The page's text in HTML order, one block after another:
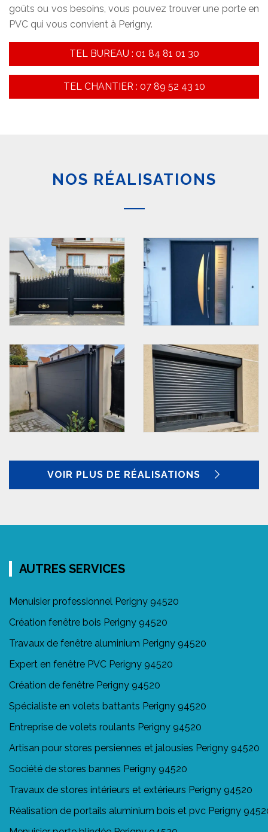
goûts ou vos besoins, vous pouvez trouver une porte en
PVC qui vous convient à Perigny.
TEL BUREAU : 01 84 81 01 30
TEL CHANTIER : 07 89 52 43 10
NOS RÉALISATIONS
VOIR PLUS DE RÉALISATIONS
AUTRES SERVICES
Menuisier professionnel Perigny 94520
Création fenêtre bois Perigny 94520
Travaux de fenêtre aluminium Perigny 94520
Expert en fenêtre PVC Perigny 94520
Création de fenêtre Perigny 94520
Spécialiste en volets battants Perigny 94520
Entreprise de volets roulants Perigny 94520
Artisan pour stores persiennes et jalousies Perigny 94520
Société de stores bannes Perigny 94520
Travaux de stores intérieurs et extérieurs Perigny 94520
Réalisation de portails aluminium bois et pvc Perigny